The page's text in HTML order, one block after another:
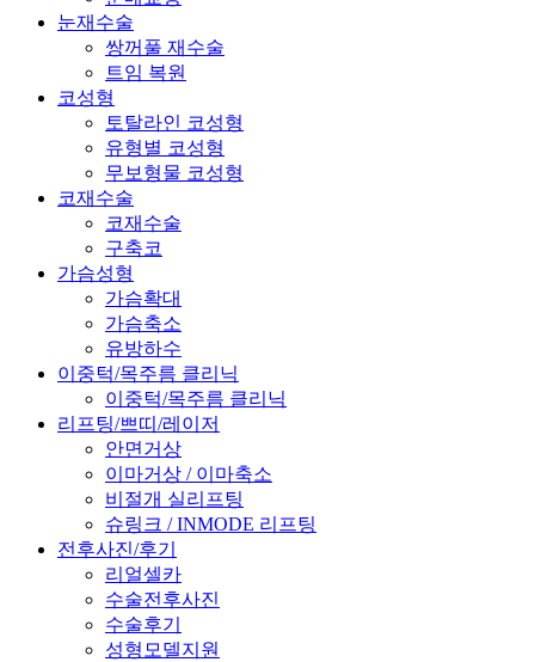
눈재수술
쌍꺼풀 재수술
트임 복원
코성형
토탈라인 코성형
유형별 코성형
무보형물 코성형
코재수술
코재수술
구축코
가슴성형
가슴확대
가슴축소
유방하수
이중턱/목주름 클리닉
이중턱/목주름 클리닉
리프팅/쁘띠/레이저
안면거상
이마거상 / 이마축소
비절개 실리프팅
슈링크 / INMODE 리프팅
전후사진/후기
리얼셀카
수술전후사진
수술후기
성형모델지원